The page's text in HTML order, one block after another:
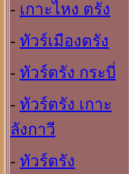
- เกาะไหง ตรัง
- ทัวร์เมืองตรัง
- ทัวร์ตรัง กระบี่
- ทัวร์ตรัง เกาะ
ลังกาวี
- ทัวร์ตรัง